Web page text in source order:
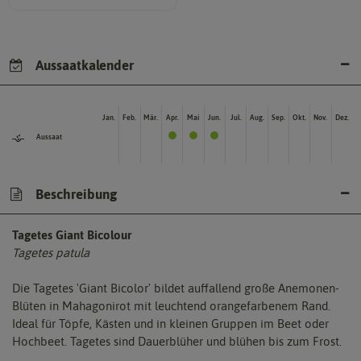
Aussaatkalender
Aussaat
Jan. Feb. Mär. Apr. Mai Jun. Jul. Aug. Sep. Okt. Nov. Dez.
Beschreibung
Tagetes Giant Bicolour
Tagetes patula
Die Tagetes 'Giant Bicolor' bildet auffallend große Anemonen-
Blüten in Mahagonirot mit leuchtend orangefarbenem Rand.
Ideal für Töpfe, Kästen und in kleinen Gruppen im Beet oder
Hochbeet. Tagetes sind Dauerblüher und blühen bis zum Frost.